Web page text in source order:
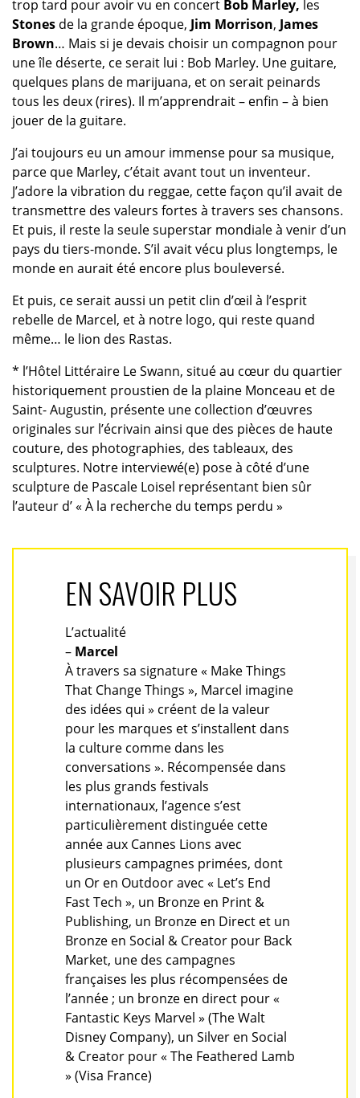
trop tard pour avoir vu en concert Bob Marley, les
Stonesde la grande époque, Jim Morrison, James
Brown… Mais si je devais choisir un compagnon pour
une île déserte, ce serait lui : Bob Marley. Une guitare,
quelques plans de marijuana, et on serait peinards
tous les deux (rires). Il m’apprendrait – enfin – à bien
jouer de la guitare.
J’ai toujours eu un amour immense pour sa musique,
parce que Marley, c’était avant tout un inventeur.
J’adore la vibration du reggae, cette façon qu’il avait de
transmettre des valeurs fortes à travers ses chansons.
Et puis, il reste la seule superstar mondiale à venir d’un
pays du tiers-monde. S’il avait vécu plus longtemps, le
monde en aurait été encore plus bouleversé.
Et puis, ce serait aussi un petit clin d’œil à l’esprit
rebelle de Marcel, et à notre logo, qui reste quand
même… le lion des Rastas.
* l’Hôtel Littéraire Le Swann, situé au cœur du quartier
historiquement proustien de la plaine Monceau et de
Saint- Augustin, présente une collection d’œuvres
originales sur l’écrivain ainsi que des pièces de haute
couture, des photographies, des tableaux, des
sculptures. Notre interviewé(e) pose à côté d’une
sculpture de Pascale Loisel représentant bien sûr
l’auteur d’ « À la recherche du temps perdu »
EN SAVOIR PLUS
L’actualité
– Marcel
À travers sa signature « Make Things
That Change Things », Marcel imagine
des idées qui » créent de la valeur
pour les marques et s’installent dans
la culture comme dans les
conversations ». Récompensée dans
les plus grands festivals
internationaux, l’agence s’est
particulièrement distinguée cette
année aux Cannes Lions avec
plusieurs campagnes primées, dont
un Or en Outdoor avec « Let’s End
Fast Tech », un Bronze en Print &
Publishing, un Bronze en Direct et un
Bronze en Social & Creator pour Back
Market, une des campagnes
françaises les plus récompensées de
l’année ; un bronze en direct pour «
Fantastic Keys Marvel » (The Walt
Disney Company), un Silver en Social
& Creator pour « The Feathered Lamb
» (Visa France)